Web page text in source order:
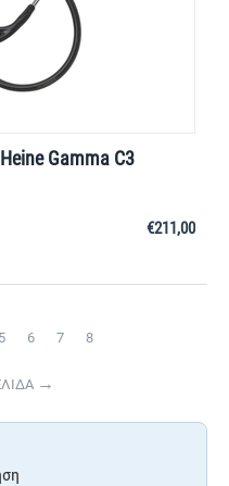
Gamma C3
€211,00
5 6 7 8